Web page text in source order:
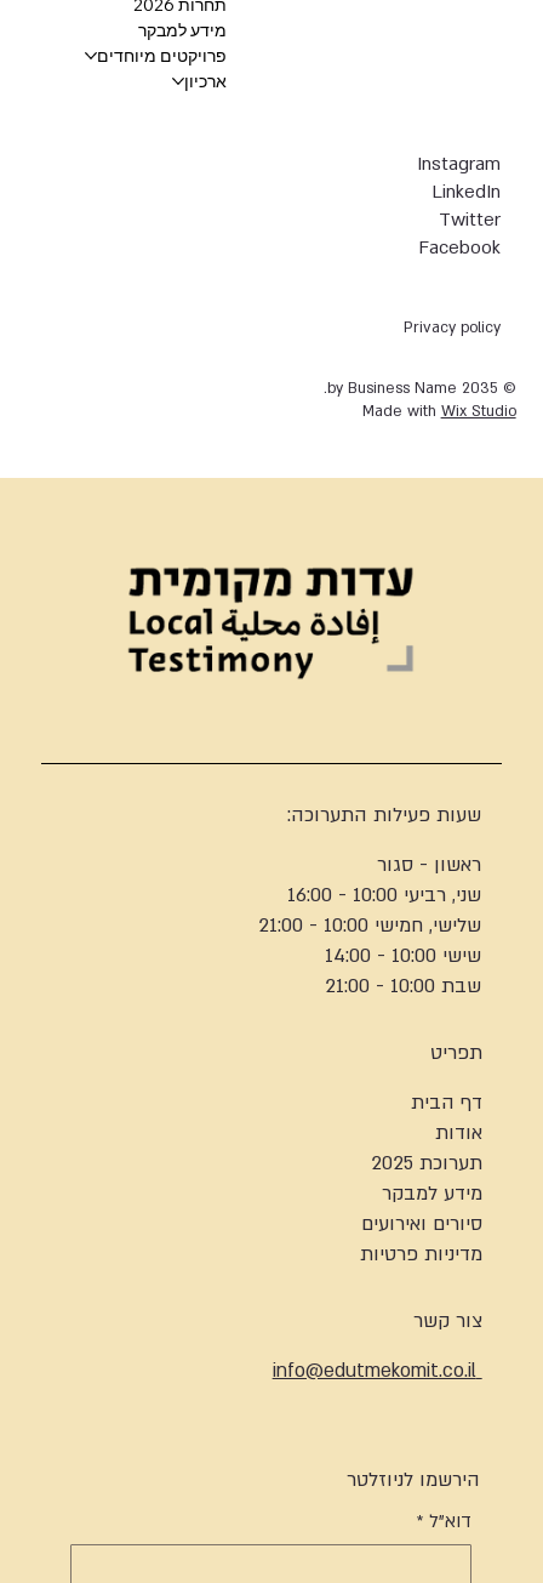
Privacy policy
© 2035 by Business Name.
Made with Wix Studio
Instagram
LinkedIn
Twitter
Facebook
תחרות 2026
מידע למבקר
פרויקטים מיוחדים
ארכיון
שעות פעילות התערוכה:
ראשון - סגור
שני, רביעי 10:00 - 16:00
שלישי, חמישי 10:00 - 21:00
שישי 10:00 - 14:00
שבת 10:00 - 21:00
תפריט
דף הבית
אודות
תערוכת 2025
מידע למבקר
סיורים ואירועים
מדיניות פרטיות
צור קשר
info@edutmekomit.co.il
הירשמו לניוזלטר
דוא"ל *